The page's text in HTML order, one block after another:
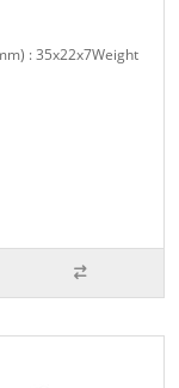
: 35x22x7Weight